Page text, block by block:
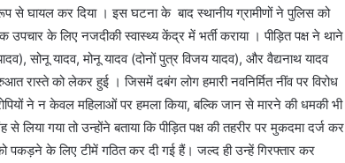
से घायल कर दिया । इस घटना के बाद स्थानीय ग्रामीणों ने पुलिस को
के लिए नजदीकी स्वास्थ्य केंद्र में भर्ती कराया । पीड़ित पक्ष ने थाने
सोनू यादव, मोनू यादव (दोनों पुत्र विजय यादव), और वैद्यनाथ यादव
रास्ते को लेकर हुई । जिसमें दबंग लोग हमारी नवनिर्मित नींव पर विरोध
ने न केवल महिलाओं पर हमला किया, बल्कि जान से मारने की धमकी भी
लिया गया तो उन्होंने बताया कि पीड़ित पक्ष की तहरीर पर मुकदमा दर्ज कर
पकड़ने के लिए टीमें गठित कर दी गई हैं। जल्द ही उन्हें गिरफ्तार कर